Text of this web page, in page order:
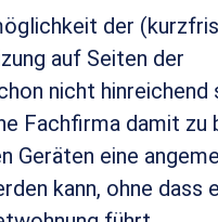
der
auf Seiten der
nicht
Fachfirma damit zu
Geräten eine
kann, ohne dass